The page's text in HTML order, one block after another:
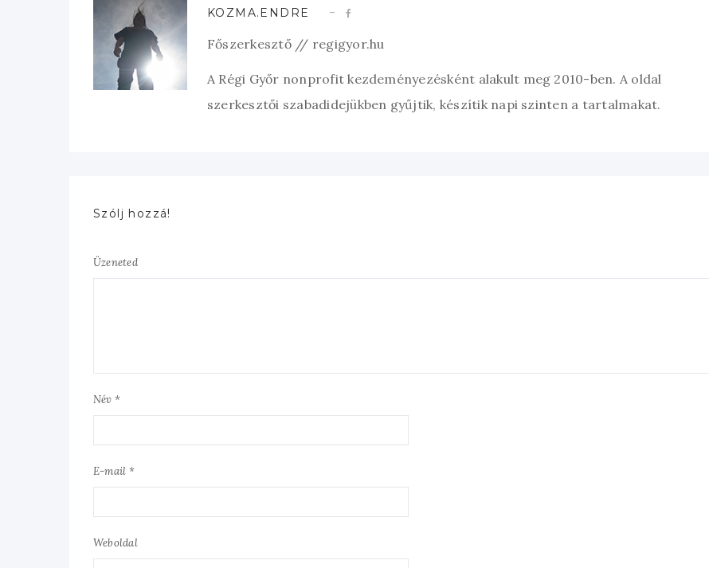
KOZMA.ENDRE
Főszerkesztő // regigyor.hu
A Régi Győr nonprofit kezdeményezésként alakult meg 2010-ben. A oldal
szerkesztői szabadidejükben gyűjtik, készítik napi szinten a tartalmakat.
Szólj hozzá!
Üzeneted
Név *
E-mail *
Weboldal